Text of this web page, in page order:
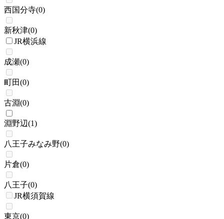
西国分寺(0)
新秋津(0)
JR横浜線
成瀬(0)
町田(0)
古淵(0)
淵野辺(1)
八王子みなみ野(0)
片倉(0)
八王子(0)
JR横須賀線
東京(0)